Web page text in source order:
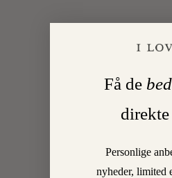
Få de
Personlige
nyheder, limited